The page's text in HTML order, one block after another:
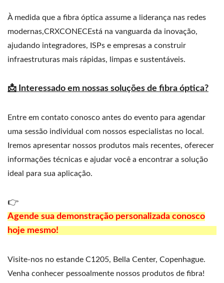
À medida que a fibra óptica assume a liderança nas redes
modernas,CRXCONECEstá na vanguarda da inovação,
ajudando integradores, ISPs e empresas a construir
infraestruturas mais rápidas, limpas e sustentáveis.
📩 Interessado em nossas soluções de fibra óptica?
Entre em contato conosco antes do evento para agendar
uma sessão individual com nossos especialistas no local.
Iremos apresentar nossos produtos mais recentes, oferecer
informações técnicas e ajudar você a encontrar a solução
ideal para sua aplicação.
👉
Agende sua demonstração personalizada conosco
hoje mesmo!
Visite-nos no estande C1205, Bella Center, Copenhague.
Venha conhecer pessoalmente nossos produtos de fibra!